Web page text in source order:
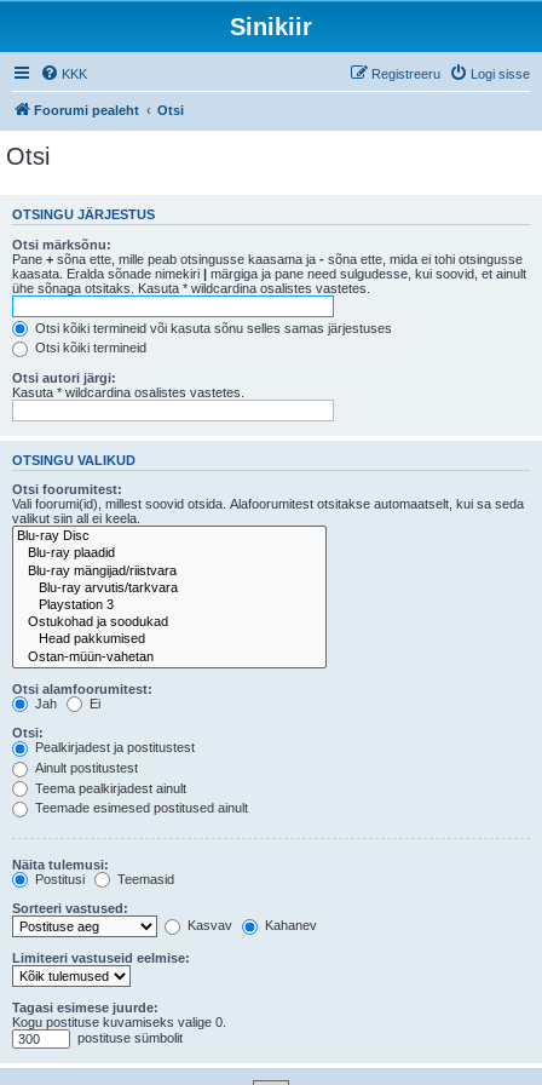
Sinikiir
KKK Logi sisse
Registreeru
Foorumi pealeht Otsi
Otsi
OTSINGU JÄRJESTUS
Otsi märksõnu:
Pane + sõna ette, mille peab otsingusse kaasama ja - sõna ette, mida ei tohi otsingusse
kaasata. Eralda sõnade nimekiri | märgiga ja pane need sulgudesse, kui soovid, et ainult
ühe sõnaga otsitaks. Kasuta * wildcardina osalistes vastetes.
Otsi kõiki termineid või kasuta sõnu selles samas järjestuses
Otsi kõiki termineid
Otsi autori järgi:
Kasuta * wildcardina osalistes vastetes.
OTSINGU VALIKUD
Otsi foorumitest:
Vali foorumi(id), millest soovid otsida. Alafoorumitest otsitakse automaatselt, kui sa seda
valikut siin all ei keela.
Otsi alamfoorumitest:
Jah
Ei
Otsi:
Pealkirjadest ja postitustest
Ainult postitustest
Teema pealkirjadest ainult
Teemade esimesed postitused ainult
Näita tulemusi:
Postitusi
Teemasid
Sorteeri vastused:
Kasvav
Kahanev
Limiteeri vastuseid eelmise:
Tagasi esimese juurde:
Kogu postituse kuvamiseks valige 0.
postituse sümbolit